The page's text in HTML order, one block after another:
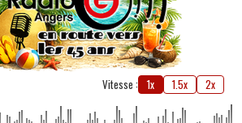
Vitesse : 1x 1.5x 2x